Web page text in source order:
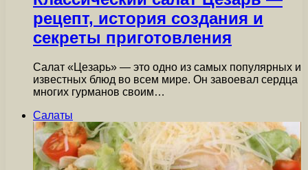
рецепт, история создания и
секреты приготовления
Салат «Цезарь» — это одно из самых популярных и
известных блюд во всем мире. Он завоевал сердца
многих гурманов своим…
Салаты